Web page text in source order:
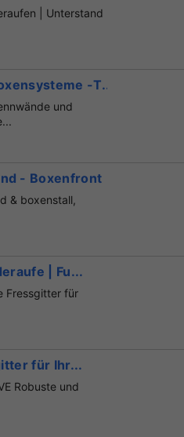
| Unterstand
-T...
und
- Boxenfront
& boxenstall,
| Fu...
Fressgitter für
für Ihr...
Robuste und